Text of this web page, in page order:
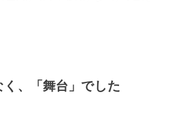
、「舞台」でした